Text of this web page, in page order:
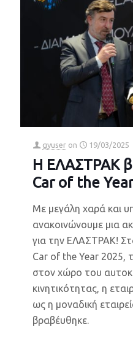
gyuser on 19/03/2025
Η ΕΛΑΣΤΡΑΚ
Car of the
Με μεγάλη χαρά και
ανακοινώνουμε μια
για την ΕΛΑΣΤΡΑΚ!
Car of the Year 2025,
στον χώρο του
κινητικότητας, η
ως η μοναδική
βραβέυθηκε.